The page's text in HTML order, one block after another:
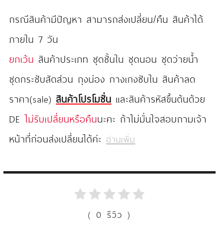
กรณีสินค้ามีปัญหา สามารถส่งเปลี่ยน/คืน สินค้าได้
ภายใน 7 วัน
ยกเว้น สินค้าประเภท ชุดชั้นใน ชุดนอน ชุดว่ายน้ำ
ชุดกระชับสัดส่วน ถุงน่อง กางเกงซับใน สินค้าลด
ราคา(sale) สินค้าโปรโมชั่น และสินค้ารหัสขึ้นต้นด้วย
DE ไม่รับเปลี่ยนหรือคืนนะคะ ถ้าไม่มั่นใจสอบถามเจ้า
หน้าที่ก่อนส่งเปลี่ยนได้ค่ะ อ่านเพิ่ม
( 0 รีวิว )